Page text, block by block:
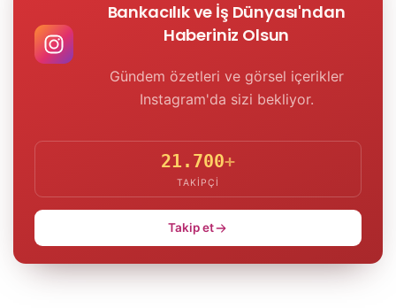
Bankacılık ve İş Dünyası'ndan
Haberiniz Olsun
Gündem özetleri ve görsel içerikler
Instagram'da sizi bekliyor.
21.700+
TAKIPÇI
Takip et